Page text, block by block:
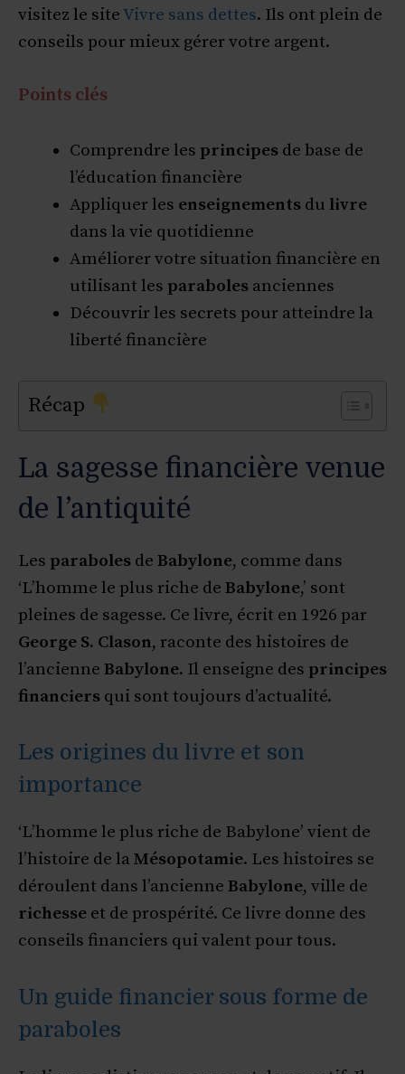
visitez le siteVivre sans dettes. Ils ont plein de
conseils pour mieux gérer votre argent.
Points clés
Comprendre les principes de base de
l’éducation financière
Appliquer les enseignements du livre
dans la vie quotidienne
Améliorer votre situation financière en
utilisant les paraboles anciennes
Découvrir les secrets pour atteindre la
liberté financière
Récap
La sagesse financière venue
de l’antiquité
Les paraboles de Babylone, comme dans
‘L’homme le plus riche de Babylone,’ sont
pleines de sagesse. Ce livre, écrit en 1926 par
George S. Clason, raconte des histoires de
l’ancienne Babylone. Il enseigne des principes
financiers qui sont toujours d’actualité.
Les origines du livre et son
importance
‘L’homme le plus riche de Babylone’ vient de
l’histoire de laMésopotamie. Les histoires se
déroulent dans l’ancienne Babylone, ville de
richesse et de prospérité. Ce livre donne des
conseils financiers qui valent pour tous.
Un guide financier sous forme de
paraboles